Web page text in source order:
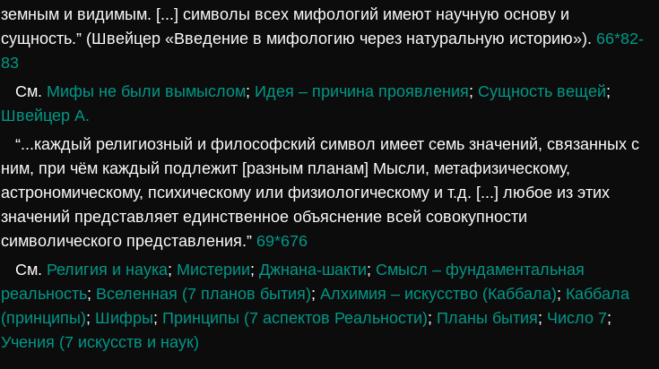
земным и видимым. [...] символы всех мифологий имеют научную основу и
сущность.” (Швейцер «Введение в мифологию через натуральную историю»). 66*82-
83
См. Мифы не были вымыслом; Идея – причина проявления; Сущность вещей;
Швейцер А.
“...каждый религиозный и философский символ имеет семь значений, связанных с
ним, при чём каждый подлежит [разным планам] Мысли, метафизическому,
астрономическому, психическому или физиологическому и т.д. [...] любое из этих
значений представляет единственное объяснение всей совокупности
символического представления.” 69*676
См. Религия и наука; Мистерии; Джнана-шакти; Смысл – фундаментальная
реальность; Вселенная (7 планов бытия); Алхимия – искусство (Каббала); Каббала
(принципы); Шифры; Принципы (7 аспектов Реальности); Планы бытия; Число 7;
Учения (7 искусств и наук)